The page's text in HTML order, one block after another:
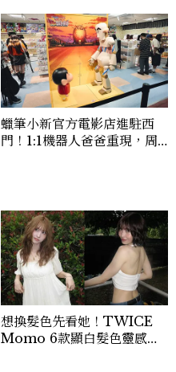
蠟筆小新官方電影店進駐西
門！1:1機器人爸爸重現，周
想換髮色先看她！TWICE
Momo 6款顯白髮色靈感推